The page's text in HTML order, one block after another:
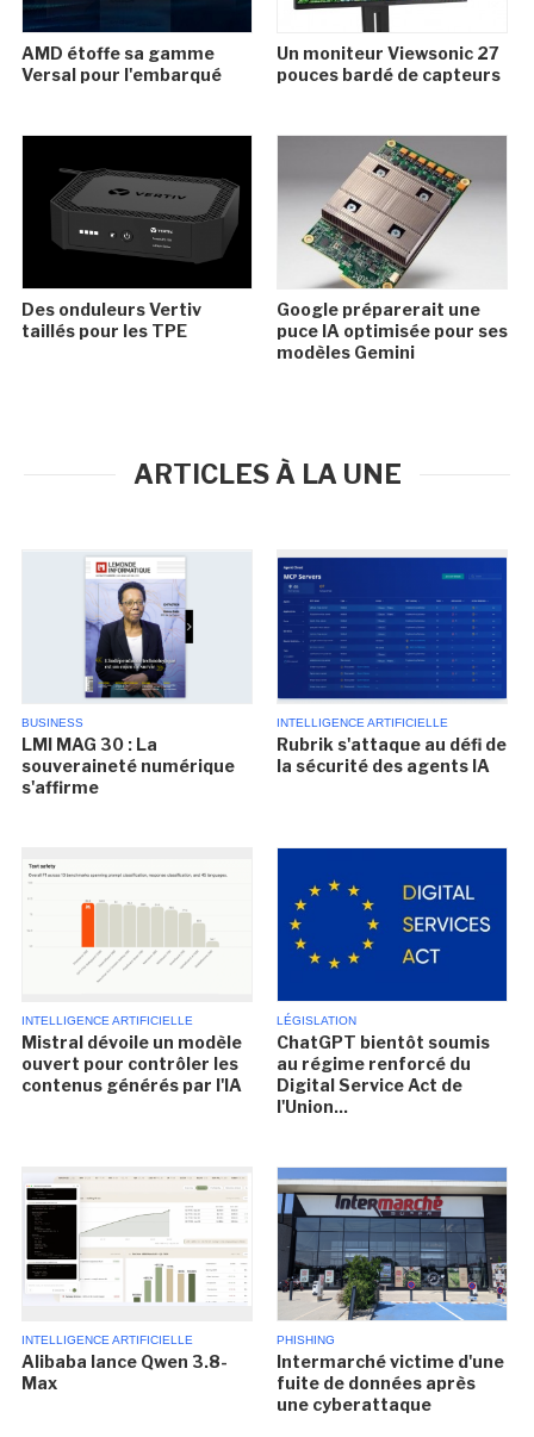
AMD étoffe sa gamme
Versal pour l'embarqué
Un moniteur Viewsonic 27
pouces bardé de capteurs
Des onduleurs Vertiv
taillés pour les TPE
Google préparerait une
puce IA optimisée pour ses
modèles Gemini
ARTICLES À LA UNE
BUSINESS
LMI MAG 30 : La
souveraineté numérique
s'affirme
INTELLIGENCE ARTIFICIELLE
Rubrik s'attaque au défi de
la sécurité des agents IA
INTELLIGENCE ARTIFICIELLE
Mistral dévoile un modèle
ouvert pour contrôler les
contenus générés par l'IA
LÉGISLATION
ChatGPT bientôt soumis
au régime renforcé du
Digital Service Act de
l'Union...
INTELLIGENCE ARTIFICIELLE
Alibaba lance Qwen 3.8-
Max
PHISHING
Intermarché victime d'une
fuite de données après
une cyberattaque